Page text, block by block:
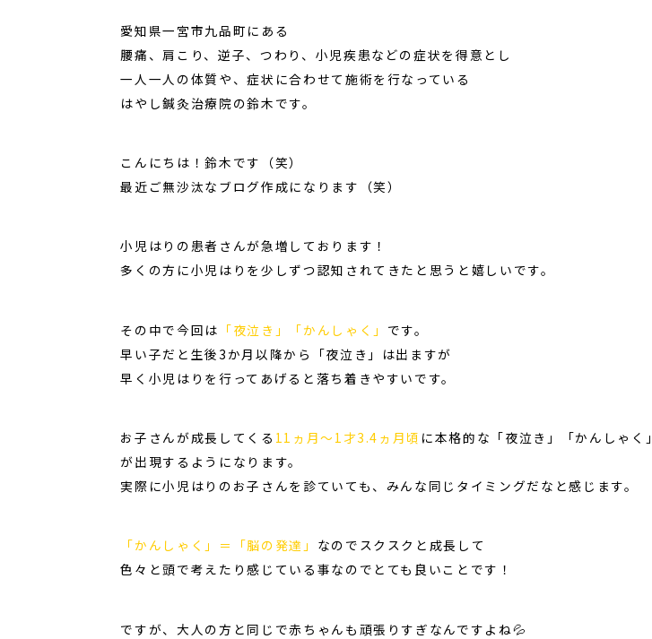
愛知県一宮市九品町にある
腰痛、肩こり、逆子、つわり、小児疾患などの症状を得意とし
一人一人の体質や、症状に合わせて施術を行なっている
はやし鍼灸治療院の鈴木です。
こんにちは！鈴木です（笑）
最近ご無沙汰なブログ作成になります（笑）
小児はりの患者さんが急増しております！
多くの方に小児はりを少しずつ認知されてきたと思うと嬉しいです。
その中で今回は 「夜泣き」「かんしゃく」 です。
早い子だと生後3か月以降から「夜泣き」は出ますが
早く小児はりを行ってあげると落ち着きやすいです。
お子さんが成長してくる 11ヵ月～1才3.4ヵ月頃 に本格的な「夜泣き」「かんしゃく」
が出現するようになります。
実際に小児はりのお子さんを診ていても、みんな同じタイミングだなと感じます。
「かんしゃく」＝「脳の発達」 なのでスクスクと成長して
色々と頭で考えたり感じている事なのでとても良いことです！
ですが、大人の方と同じで赤ちゃんも頑張りすぎなんですよね💦